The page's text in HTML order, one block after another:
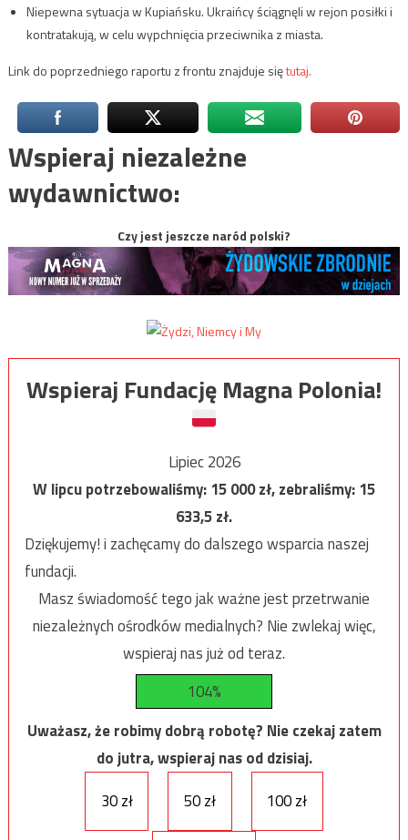
Niepewna sytuacja w Kupiańsku. Ukraińcy ściągnęli w rejon posiłki i
kontratakują, w celu wypchnięcia przeciwnika z miasta.
Link do poprzedniego raportu z frontu znajduje siętutaj.
Wspieraj niezależne
wydawnictwo:
Czy jest jeszcze naród polski?
Wspieraj Fundację Magna Polonia!
Lipiec 2026
W lipcu potrzebowaliśmy:15 000zł, zebraliśmy:15
633,5zł.
Dziękujemy! i zachęcamy do dalszego wsparcia naszej
fundacji.
Masz świadomość tego jak ważne jest przetrwanie
niezależnych ośrodków medialnych? Nie zwlekaj więc,
wspieraj nas już od teraz.
104%
Uważasz, że robimy dobrą robotę? Nie czekaj zatem
do jutra, wspieraj nas od dzisiaj.
30 zł
50 zł 100 zł